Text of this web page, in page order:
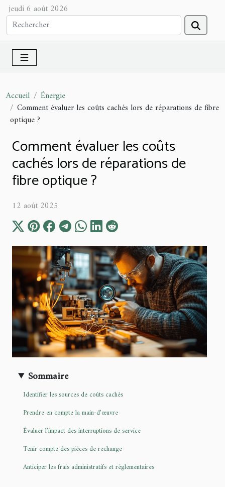
jeudi 6 août 2026
Accueil
Énergie
Comment évaluer les coûts cachés lors de réparations de fibre
optique ?
Comment évaluer les coûts
cachés lors de réparations de
fibre optique ?
12 août 2025
Sommaire
Identifier les sources de coûts cachés
Prendre en compte la main-d’œuvre
Évaluer l’impact des interruptions de service
Tenir compte des pièces de rechange
Anticiper les frais administratifs et réglementaires